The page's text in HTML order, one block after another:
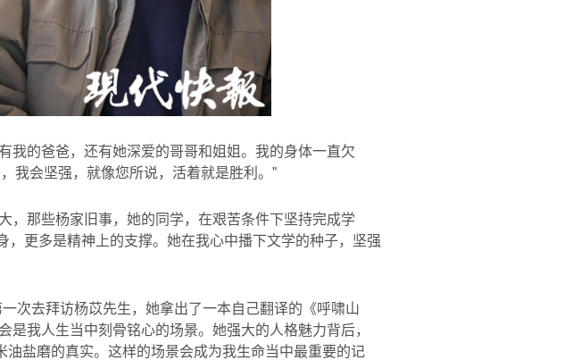
我的爸爸，还有她深爱的哥哥和姐姐。我的身体一直欠
我会坚强，就像您所说，活着就是胜利。”
，那些杨家旧事，她的同学，在艰苦条件下坚持完成学
更多是精神上的支撑。她在我心中播下文学的种子，坚强
次去拜访杨苡先生，她拿出了一本自己翻译的《呼啸山
我人生当中刻骨铭心的场景。她强大的人格魅力背后，
盐磨的真实。这样的场景会成为我生命当中最重要的记